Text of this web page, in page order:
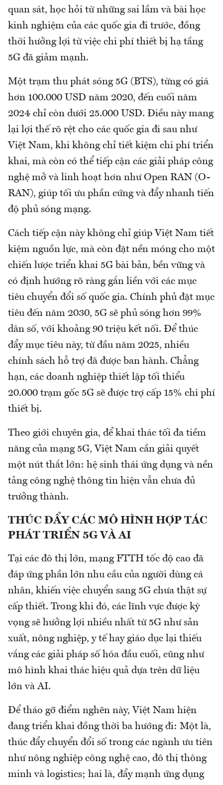
quan sát, học hỏi từ những sai lầm và bài học
kinh nghiệm của các quốc gia đi trước, đồng
thời hưởng lợi từ việc chi phí thiết bị hạ tầng
5G đã giảm mạnh.
Một trạm thu phát sóng 5G (BTS), từng có giá
hơn 100.000 USD năm 2020, đến cuối năm
2024 chỉ còn dưới 25.000 USD. Điều này mang
lại lợi thế rõ rệt cho các quốc gia đi sau như
Việt Nam, khi không chỉ tiết kiệm chi phí triển
khai, mà còn có thể tiếp cận các giải pháp công
nghệ mở và linh hoạt hơn như Open RAN (O-
RAN), giúp tối ưu phần cứng và đẩy nhanh tiến
độ phủ sóng mạng.
Cách tiếp cận này không chỉ giúp Việt Nam tiết
kiệm nguồn lực, mà còn đặt nền móng cho một
chiến lược triển khai 5G bài bản, bền vững và
có định hướng rõ ràng gắn liền với các mục
tiêu chuyển đổi số quốc gia. Chính phủ đặt mục
tiêu đến năm 2030, 5G sẽ phủ sóng hơn 99%
dân số, với khoảng 90 triệu kết nối. Để thúc
đẩy mục tiêu này, từ đầu năm 2025, nhiều
chính sách hỗ trợ đã được ban hành. Chẳng
hạn, các doanh nghiệp thiết lập tối thiểu
20.000 trạm gốc 5G sẽ được trợ cấp 15% chi phí
thiết bị.
Theo giới chuyên gia, để khai thác tối đa tiềm
năng của mạng 5G, Việt Nam cần giải quyết
một nút thắt lớn: hệ sinh thái ứng dụng và nền
tảng công nghệ thông tin hiện vẫn chưa đủ
trưởng thành.
THÚC ĐẨY CÁC MÔ HÌNH HỢP TÁC
PHÁT TRIỂN 5G VÀ AI
Tại các đô thị lớn, mạng FTTH tốc độ cao đã
đáp ứng phần lớn nhu cầu của người dùng cá
nhân, khiến việc chuyển sang 5G chưa thật sự
cấp thiết. Trong khi đó, các lĩnh vực được kỳ
vọng sẽ hưởng lợi nhiều nhất từ 5G như sản
xuất, nông nghiệp, y tế hay giáo dục lại thiếu
vắng các giải pháp số hóa đầu cuối, cũng như
mô hình khai thác hiệu quả dựa trên dữ liệu
lớn và AI.
Để tháo gỡ điểm nghẽn này, Việt Nam hiện
đang triển khai đồng thời ba hướng đi: Một là,
thúc đẩy chuyển đổi số trong các ngành ưu tiên
như nông nghiệp công nghệ cao, đô thị thông
minh và logistics; hai là, đẩy mạnh ứng dụng